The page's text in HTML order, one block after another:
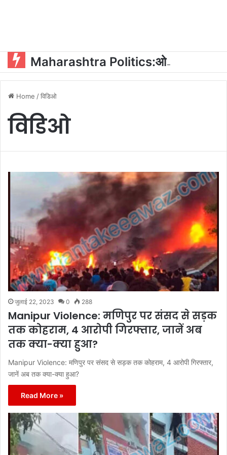
Home /विडिओ
विडिओ
जुलाई 22, 2023 0 288
Manipur Violence: मणिपुर पर संसद से सड़क
तक कोहराम, 4 आरोपी गिरफ्तार, जानें अब
तक क्या-क्या हुआ?
Manipur Violence: मणिपुर पर संसद से सड़क तक कोहराम, 4 आरोपी गिरफ्तार,
जानें अब तक क्या-क्या हुआ?
Read More »